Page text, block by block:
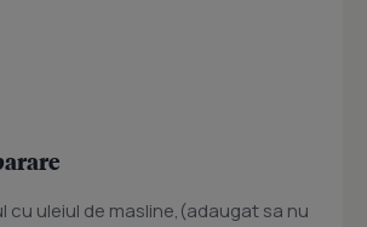
cu uleiul de masline,(adaugat sa nu